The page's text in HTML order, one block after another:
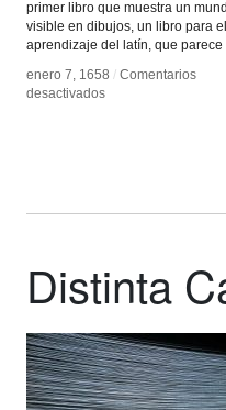
primer libro que muestra un
visible en dibujos, un libro para el
aprendizaje del latín, que parece
enero 7, 1658 / Comentarios
desactivadosen
enero 7, 1658 / Comentarios
desactivadosen
Distinta